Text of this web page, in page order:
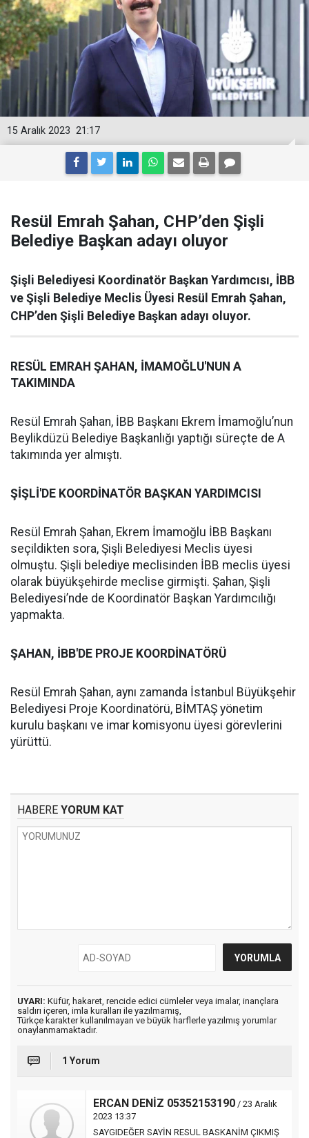
21:17
15 Aralık 2023
Resül Emrah Şahan, CHP’den Şişli
Belediye Başkan adayı oluyor
Şişli Belediyesi Koordinatör Başkan Yardımcısı, İBB
ve Şişli Belediye Meclis Üyesi Resül Emrah Şahan,
CHP’den Şişli Belediye Başkan adayı oluyor.
RESÜL EMRAH ŞAHAN, İMAMOĞLU'NUN A
TAKIMINDA
Resül Emrah Şahan, İBB Başkanı Ekrem İmamoğlu’nun
Beylikdüzü Belediye Başkanlığı yaptığı süreçte de A
takımında yer almıştı.
ŞİŞLİ'DE KOORDİNATÖR BAŞKAN YARDIMCISI
Resül Emrah Şahan, Ekrem İmamoğlu İBB Başkanı
seçildikten sora, Şişli Belediyesi Meclis üyesi
olmuştu. Şişli belediye meclisinden İBB meclis üyesi
olarak büyükşehirde meclise girmişti. Şahan, Şişli
Belediyesi’nde de Koordinatör Başkan Yardımcılığı
yapmakta.
ŞAHAN, İBB'DE PROJE KOORDİNATÖRÜ
Resül Emrah Şahan, aynı zamanda İstanbul Büyükşehir
Belediyesi Proje Koordinatörü, BİMTAŞ yönetim
kurulu başkanı ve imar komisyonu üyesi görevlerini
yürüttü.
HABERE YORUM KAT
UYARI: Küfür, hakaret, rencide edici cümleler veya imalar, inançlara
saldırı içeren, imla kuralları ile yazılmamış,
Türkçe karakter kullanılmayan ve büyük harflerle yazılmış yorumlar
onaylanmamaktadır.
1 Yorum
ERCAN DENİZ 05352153190 / 23 Aralık
2023 13:37
SAYGIDEĞER SAYİN RESUL BASKANİM ÇIKMIŞ